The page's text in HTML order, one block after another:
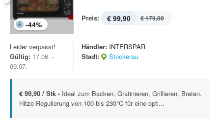
-44%
Preis: € 99,90 € 179,00
Leider verpasst!
Gültig: 17.06. -
09.07.
Händler: INTERSPAR
Stadt:
Stockerau
€ 99,90 / Stk - Ideal zum Backen, Gratinieren, Grillieren, Braten.
Hitze-Regulierung von 100 bis 230°C für eine opti...